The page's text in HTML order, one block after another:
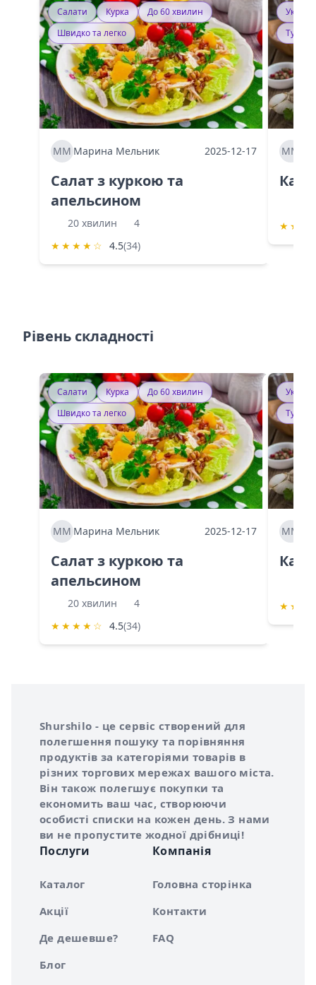
Салати Курка
До 60 хвилин
Швидко та легко
ММ Марина Мельник 2025-12-17
Салат з куркою та
апельсином
20 хвилин
4
★ ★ ★ ★ ☆ 4.5(34)
ММ
★ ★
Рівень складності
Салати Курка
До 60 хвилин
Швидко та легко
ММ Марина Мельник 2025-12-17
Салат з куркою та
апельсином
20 хвилин
4
★ ★ ★ ★ ☆ 4.5(34)
ММ
★ ★
Про сервіс Shurshilo
Shurshilo - це сервіс створений для
полегшення пошуку та порівняння
продуктів за категоріями товарів в
різних торгових мережах вашого міста.
Він також полегшує покупки та
економить ваш час, створюючи
особисті списки на кожен день. З нами
ви не пропустите жодної дрібниці!
Послуги
Каталог
Акції
Де дешевше?
Блог
Компанія
Головна сторінка
Контакти
FAQ